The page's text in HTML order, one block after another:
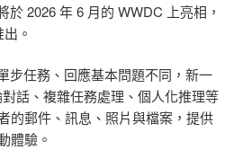
於 2026 年 6 月的 WWDC 上亮相，
。
步任務、回應基本問題不同，新一
話、複雜任務處理、個人化推理等
的郵件、訊息、照片與檔案，提供
體驗。